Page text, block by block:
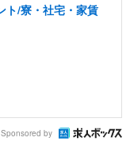
ト/寮・社宅・家賃
Sponsored by